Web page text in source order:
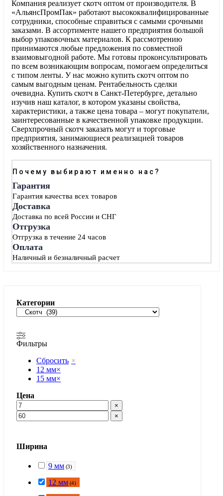
Компания реализует скотч оптом от производителя. В
«АльянсПромПак» работают высококвалифицированные
сотрудники, способные справиться с самыми срочными
заказами. В ассортименте нашего предприятия большой
выбор упаковочных материалов. К рассмотрению
принимаются любые предложения по совместной
взаимовыгодной работе. Мы готовы проконсультировать
по всем возникающим вопросам, помогаем определиться
с типом ленты. У нас можно купить скотч оптом по
самым выгодным ценам. Рентабельность сделки
очевидна. Купить скотч в Санкт-Петербурге, детально
изучив наш каталог, в котором указаны свойства,
характеристики, а также цена товара – могут покупатели,
заинтересованные в качественной упаковке продукции.
Сверхпрочный скотч заказать могут и торговые
предприятия, занимающиеся реализацией товаров
хозяйственного назначения.
Почему выбирают именно нас?
Гарантия
Гарантия качества всех товаров
Доставка
Доставка по всей России и СНГ
Отгрузка
Отгрузка в течение 24 часов
Оплата
Наличный и безналичный расчет
Категории
Фильтры
Сбросить ×
12 мм×
15 мм×
Цена
×
×
Ширина
9 мм (3)
12 мм (4)